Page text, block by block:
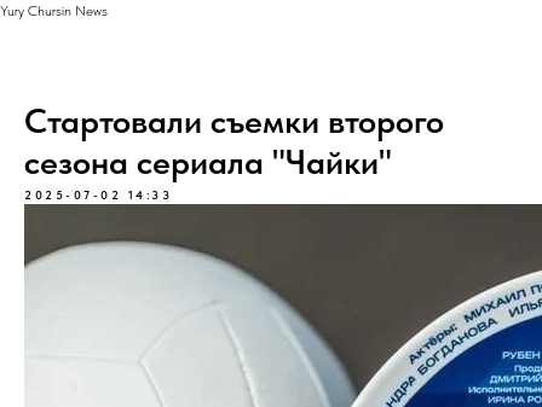
Yury Chursin News
Стартовали съемки второго
сезона сериала "Чайки"
2025-07-02 14:33